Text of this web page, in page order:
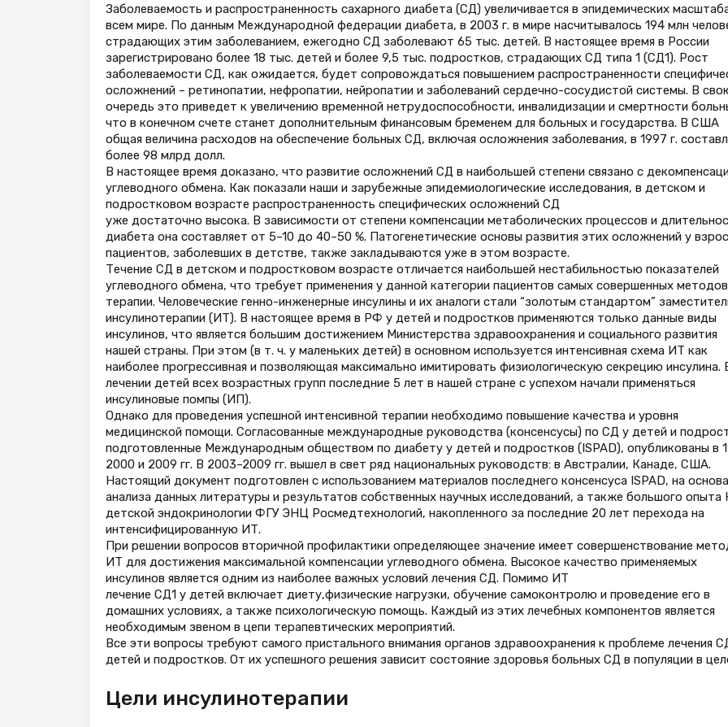
Заболеваемость и распространенность сахарного диабета (СД) увеличивается в эпидемических
всем мире. По данным Международной федерации диабета, в 2003 г. в мире насчитывалось 194 млн
страдающих этим заболеванием, ежегодно СД заболевают 65 тыс. детей. В настоящее время в России
зарегистрировано более 18 тыс. детей и более 9,5 тыс. подростков, страдающих СД типа 1 (СД1). Рост
заболеваемости СД, как ожидается, будет сопровождаться повышением распространенности
осложнений – ретинопатии, нефропатии, нейропатии и заболеваний сердечно-сосудистой системы. В
очередь это приведет к увеличению временной нетрудоспособности, инвалидизации и смертности
что в конечном счете станет дополнительным финансовым бременем для больных и государства. В США
общая величина расходов на обеспечение больных СД, включая осложнения заболевания, в 1997 г.
более 98 млрд долл.
В настоящее время доказано, что развитие осложнений СД в наибольшей степени связано с
углеводного обмена. Как показали наши и зарубежные эпидемиологические исследования, в детском и
подростковом возрасте распространенность специфических осложнений СД
уже достаточно высока. В зависимости от степени компенсации метаболических процессов и
диабета она составляет от 5–10 до 40–50 %. Патогенетические основы развития этих осложнений у
пациентов, заболевших в детстве, также закладываются уже в этом возрасте.
Течение СД в детском и подростковом возрасте отличается наибольшей нестабильностью показателей
углеводного обмена, что требует применения у данной категории пациентов самых совершенных методов
терапии. Человеческие генно-инженерные инсулины и их аналоги стали “золотым стандартом”
инсулинотерапии (ИТ). В настоящее время в РФ у детей и подростков применяются только данные виды
инсулинов, что является большим достижением Министерства здравоохранения и социального развития
нашей страны. При этом (в т. ч. у маленьких детей) в основном используется интенсивная схема ИТ как
наиболее прогрессивная и позволяющая максимально имитировать физиологическую секрецию инсулина.
лечении детей всех возрастных групп последние 5 лет в нашей стране с успехом начали применяться
инсулиновые помпы (ИП).
Однако для проведения успешной интенсивной терапии необходимо повышение качества и уровня
медицинской помощи. Согласованные международные руководства (консенсусы) по СД у детей и
подготовленные Международным обществом по диабету у детей и подростков (ISPAD), опубликованы в
2000 и 2009 гг. В 2003–2009 гг. вышел в свет ряд национальных руководств: в Австралии, Канаде, США.
Настоящий документ подготовлен с использованием материалов последнего консенсуса ISPAD, на
анализа данных литературы и результатов собственных научных исследований, а также большого
детской эндокринологии ФГУ ЭНЦ Росмедтехнологий, накопленного за последние 20 лет перехода на
интенсифицированную ИТ.
При решении вопросов вторичной профилактики определяющее значение имеет совершенствование
ИТ для достижения максимальной компенсации углеводного обмена. Высокое качество применяемых
инсулинов является одним из наиболее важных условий лечения СД. Помимо ИТ
лечение СД1 у детей включает диету,физические нагрузки, обучение самоконтролю и проведение его в
домашних условиях, а также психологическую помощь. Каждый из этих лечебных компонентов является
необходимым звеном в цепи терапевтических мероприятий.
Все эти вопросы требуют самого пристального внимания органов здравоохранения к проблеме лечения
детей и подростков. От их успешного решения зависит состояние здоровья больных СД в популяции в
Цели инсулинотерапии